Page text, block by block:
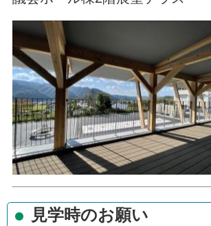
見学時のお願い